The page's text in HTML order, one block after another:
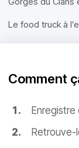
Le food truck à
Comment
Retrouve-